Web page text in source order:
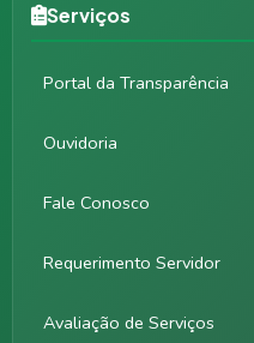
Serviços
Portal da Transparência
Ouvidoria
Fale Conosco
Requerimento Servidor
Avaliação de Serviços